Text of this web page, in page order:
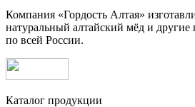
Компания «Гордость Алтая»
натуральный алтайский мёд и другие
по всей России.
Каталог продукции